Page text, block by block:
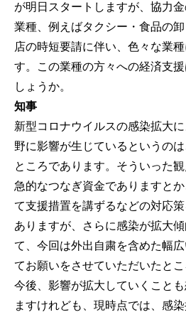
が明日スタートしますが、協力
業種、例えばタクシー・食品の
店の時短要請に伴い、色々な業
す。この業種の方々への経済支
しょうか。
知事
新型コロナウイルスの感染拡大
野に影響が生じているというの
ところであります。そういった
急的なつなぎ資金でありますと
て支援措置を講ずるなどの対応
ありますが、さらに感染が拡大
て、今回は外出自粛を含めた幅
てお願いをさせていただいたと
今後、影響が拡大していくこと
ますけれども、現時点では、感